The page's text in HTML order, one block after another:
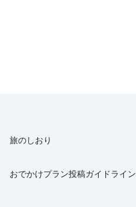
旅のしおり
おでかけプラン投稿ガイドライン